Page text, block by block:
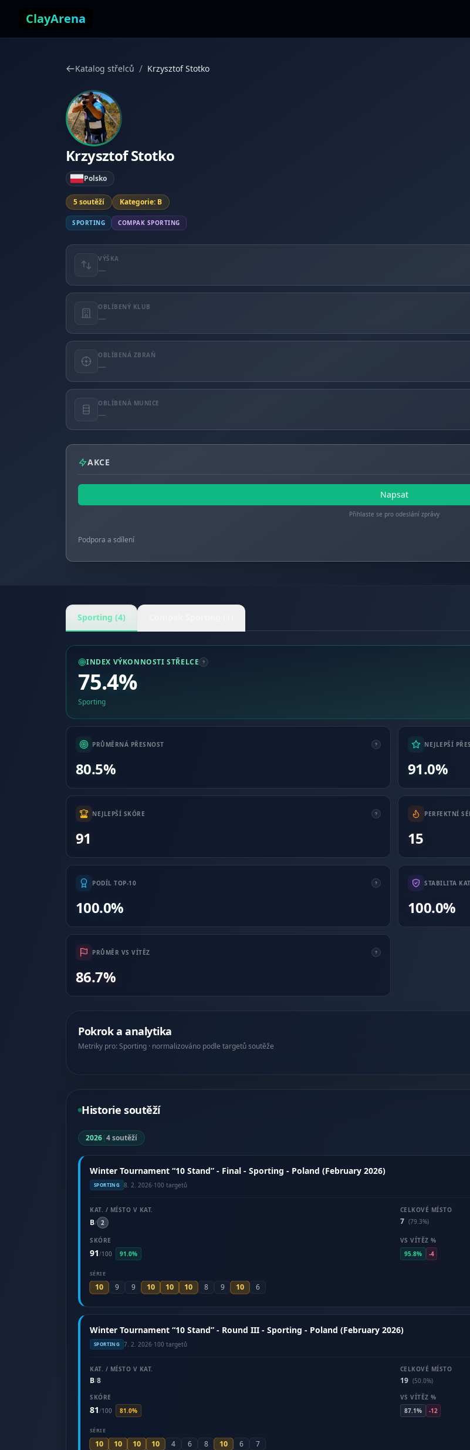
ClayArena
Katalog střelců / Krzysztof Stotko
Krzysztof Stotko
Polsko
5 soutěží Kategorie: B
SPORTING COMPAK SPORTING
VÝŠKA
—
OBLÍBENÝ KLUB
—
OBLÍBENÁ ZBRAŇ
—
OBLÍBENÁ MUNICE
—
AKCE
Napsat
Přihlaste se pro odeslání zprávy
Podpora a sdílení
Sporting (4)
INDEX VÝKONNOSTI STŘELCE
75.4%
Sporting
PRŮMĚRNÁ PŘESNOST
80.5%
NEJLEPŠÍ
91.0%
NEJLEPŠÍ SKÓRE
91
PERFEKTNÍ
15
PODÍL TOP-10
100.0%
STABILITA
100.0%
PRŮMĚR VS VÍTĚZ
86.7%
Pokrok a analytika
Metriky pro: Sporting · normalizováno podle targetů soutěže
Historie soutěží
2026|4 soutěží
Winter Tournament “10 Stand” - Final - Sporting - Poland (February 2026)
SPORTING 8. 2. 2026·100 targetů
KAT. / MÍSTO V KAT.
B/ 2
CELKOVÉ MÍSTO
7 (79.3%)
SKÓRE
91/100 91.0%
VS VÍTĚZ %
95.8%
-4
SÉRIE
10 9 9 10 10 10 8 9 10 6
Winter Tournament “10 Stand” - Round III - Sporting - Poland (February 2026)
SPORTING 7. 2. 2026·100 targetů
KAT. / MÍSTO V KAT.
B/8
CELKOVÉ MÍSTO
19 (50.0%)
SKÓRE
81/100 81.0%
VS VÍTĚZ %
87.1%
-12
SÉRIE
10 10 10 10 4 6 8 10 6 7